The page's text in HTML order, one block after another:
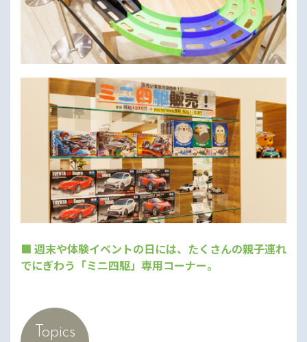
■ 週末や体験イベントの日には、たくさんの親子連れ
でにぎわう「ミニ四駆」専用コーナー。
Topics